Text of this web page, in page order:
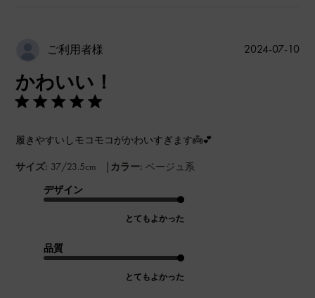
ご利用者様
かわいい！
履きやすいしモコモコがかわいすぎます👼💕
サイズ: 37/23.5cm | カラー: ベージュ系
デザイン
とてもよかった
品質
とてもよかった
公
2024-07-10